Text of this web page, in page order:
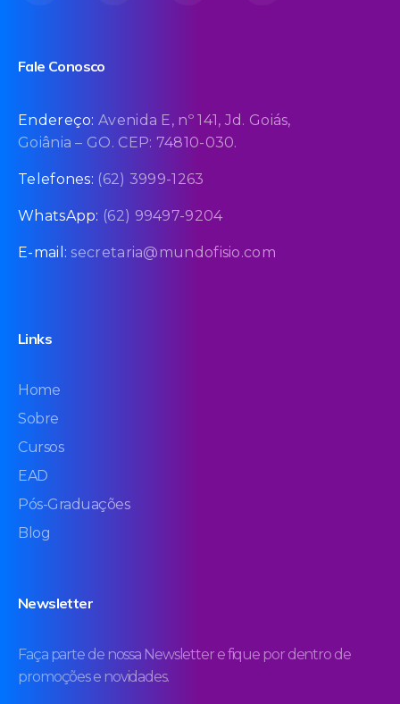
Fale Conosco
Endereço:Avenida E, nº 141, Jd. Goiás,
Goiânia – GO. CEP: 74810-030.
Telefones: (62) 3999-1263
WhatsApp: (62) 99497-9204
E-mail: secretaria@mundofisio.com
Links
Home
Sobre
Cursos
EAD
Pós-Graduações
Blog
Newsletter
Faça parte de nossa Newsletter e fique por dentro de
promoções e novidades.